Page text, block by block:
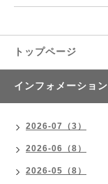
トップページ
インフォメーション
2026-07（3）
2026-06（8）
2026-05（8）